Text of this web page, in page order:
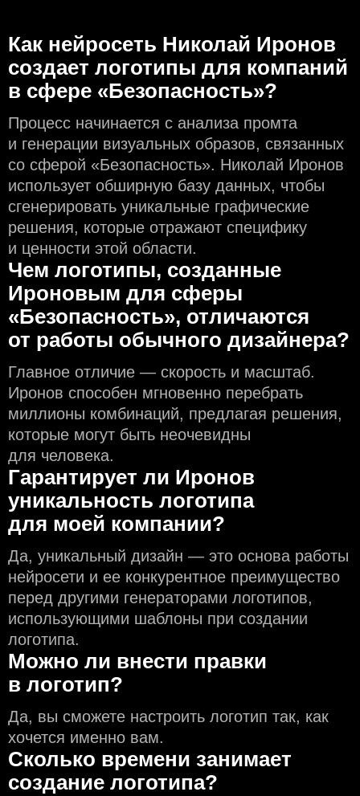
Как нейросеть Николай Иронов
создаeт логотипы для компаний
в сфере «Безопасность»?
Процесс начинается с анализа промта
и генерации визуальных образов, связанных
со сферой «Безопасность». Николай Иронов
использует обширную базу данных, чтобы
сгенерировать уникальные графические
решения, которые отражают специфику
и ценности этой области.
Чем логотипы, созданные
Ироновым для сферы
«Безопасность», отличаются
от работы обычного дизайнера?
Главное отличие — скорость и масштаб.
Иронов способен мгновенно перебрать
миллионы комбинаций, предлагая решения,
которые могут быть неочевидны
для человека.
Гарантирует ли Иронов
уникальность логотипа
для моей компании?
Да, уникальный дизайн — это основа работы
нейросети и еe конкурентное преимущество
перед другими генераторами логотипов,
использующими шаблоны при создании
логотипа.
Можно ли внести правки
в логотип?
Да, вы сможете настроить логотип так, как
хочется именно вам.
Сколько времени занимает
создание логотипа?